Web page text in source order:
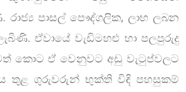
පාසල් පෞද්ගලික, ලාභ ලබන
ඒවායේ වැඩිමහළු හා පලපුරුදු
කොට ඒ වෙනුවට අඩු වැටුප්වලට
තුළ ගුරුවරුන් භුක්ති විඳි පහසුකම්